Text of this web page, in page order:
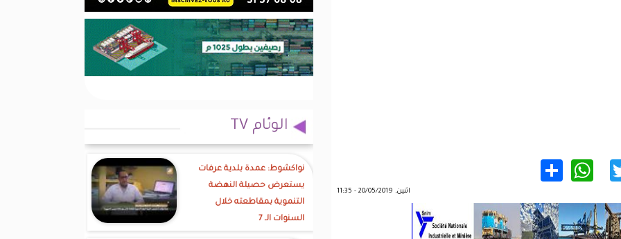
Twitter
WhatsApp
اثنين, 20/05/2019 - 11:35
الوئام TV
نواكشوط: عمدة بلدية عرفات
يستعرض حصيلة النهضة
التنموية بمقاطعته خلال
السنوات الـ 7